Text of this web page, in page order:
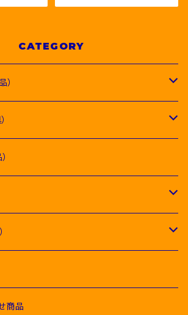
CATEGORY
技用ジャケット）
用シャツ）
技用ジャケット）
用シャツ）
ア用衣類）
技用ジャケット）
用シャツ）
、ネクタイ類）
ト）
ィプロテクター）
類）
用ゼッケン）
術用ゼッケン）
類）
（頭絡、手綱）
無口、曳き手）
競技会用品）
かけ）
用品）
ラシ）
商品